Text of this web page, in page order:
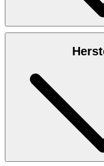
Luxuriöse Verarbeitung